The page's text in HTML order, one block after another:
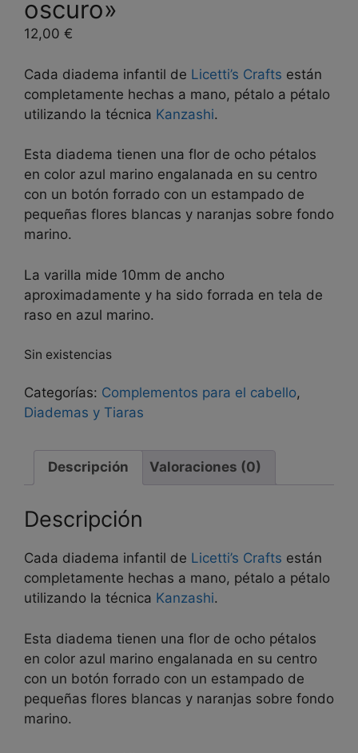
oscuro»
12,00 €
Cada diadema infantil de Licetti’s Crafts están
completamente hechas a mano, pétalo a pétalo
utilizando la técnica Kanzashi.
Esta diadema tienen una flor de ocho pétalos
en color azul marino engalanada en su centro
con un botón forrado con un estampado de
pequeñas flores blancas y naranjas sobre fondo
marino.
La varilla mide 10mm de ancho
aproximadamente y ha sido forrada en tela de
raso en azul marino.
Sin existencias
Categorías: Complementos para el cabello,
Diademas y Tiaras
Descripción Valoraciones (0)
Descripción
Cada diadema infantil de Licetti’s Crafts están
completamente hechas a mano, pétalo a pétalo
utilizando la técnica Kanzashi.
Esta diadema tienen una flor de ocho pétalos
en color azul marino engalanada en su centro
con un botón forrado con un estampado de
pequeñas flores blancas y naranjas sobre fondo
marino.